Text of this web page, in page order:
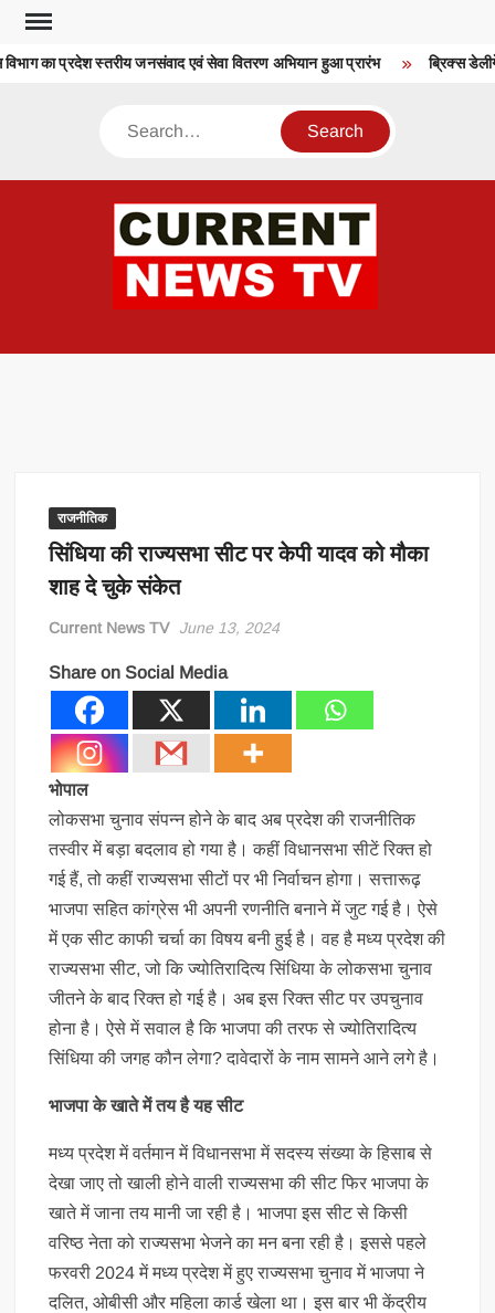
Skip
contentका प्रदेश स्तरीय जनसंवाद एवं सेवा वितरण अभियान हुआ प्रारंभ ब्रिक्स
Search
राजनीतिक
सिंधिया की राज्यसभा सीट पर केपी यादव को मौका
शाह दे चुके संकेत
Current News TV June 13, 2024
Share on Social Media
भोपाल
लोकसभा चुनाव संपन्न होने के बाद अब प्रदेश की राजनीतिक
तस्वीर में बड़ा बदलाव हो गया है। कहीं विधानसभा सीटें रिक्त हो
गई हैं, तो कहीं राज्यसभा सीटों पर भी निर्वाचन होगा। सत्तारूढ़
भाजपा सहित कांग्रेस भी अपनी रणनीति बनाने में जुट गई है। ऐसे
में एक सीट काफी चर्चा का विषय बनी हुई है। वह है मध्य प्रदेश की
राज्यसभा सीट, जो कि ज्योतिरादित्य सिंधिया के लोकसभा चुनाव
जीतने के बाद रिक्त हो गई है। अब इस रिक्त सीट पर उपचुनाव
होना है। ऐसे में सवाल है कि भाजपा की तरफ से ज्योतिरादित्य
सिंधिया की जगह कौन लेगा? दावेदारों के नाम सामने आने लगे है।
भाजपा के खाते में तय है यह सीट
मध्य प्रदेश में वर्तमान में विधानसभा में सदस्य संख्या के हिसाब से
देखा जाए तो खाली होने वाली राज्यसभा की सीट फिर भाजपा के
खाते में जाना तय मानी जा रही है। भाजपा इस सीट से किसी
वरिष्ठ नेता को राज्यसभा भेजने का मन बना रही है। इससे पहले
फरवरी 2024 में मध्य प्रदेश में हुए राज्यसभा चुनाव में भाजपा ने
दलित, ओबीसी और महिला कार्ड खेला था। इस बार भी केंद्रीय